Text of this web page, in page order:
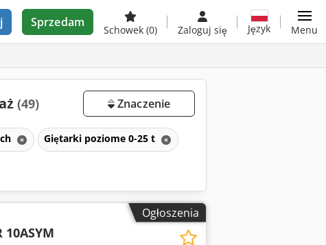
Sprzedam
Schowek (0) Zaloguj się Język Menu
(49) Znaczenie
Giętarki poziome 0-25 t
Ogłoszenia
10ASYM